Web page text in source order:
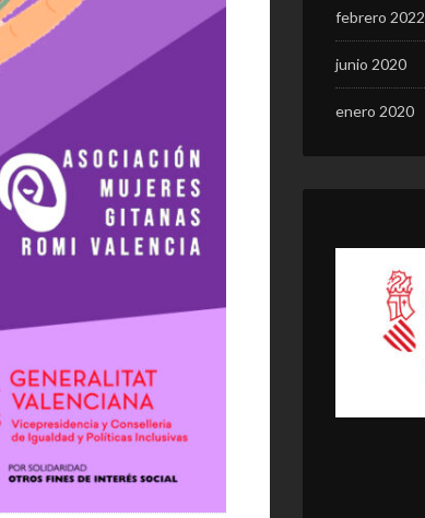
febrero 2022
junio 2020
enero 2020